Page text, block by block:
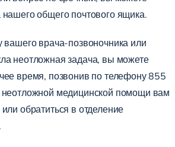
общего почтового ящика.
вашего врача-позвоночника или
неотложная задача, вы можете
время, позвонив по телефону855
неотложной медицинской помощи вам
или обратиться в отделение